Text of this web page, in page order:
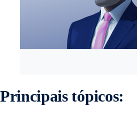
Principais tópicos: